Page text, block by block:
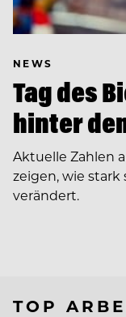
NEWS
Tag des
hinter
Aktuelle Zahlen
zeigen, wie
verändert.
TOP